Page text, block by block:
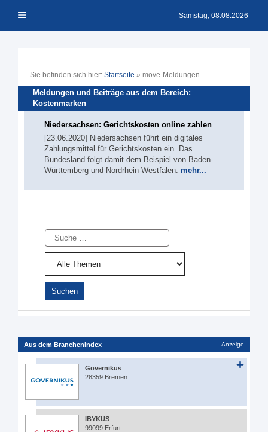
Inhalt Menü Samstag, 08.08.2026
Sie befinden sich hier: Startseite » move-Meldungen
Meldungen und Beiträge aus dem Bereich:
Kostenmarken
Niedersachsen: Gerichtskosten online zahlen
[23.06.2020] Niedersachsen führt ein digitales
Zahlungsmittel für Gerichtskosten ein. Das
Bundesland folgt damit dem Beispiel von Baden-
Württemberg und Nordrhein-Westfalen. mehr...
Suche
Aus dem Branchenindex Anzeige
Governikus
28359 Bremen
IBYKUS
99099 Erfurt